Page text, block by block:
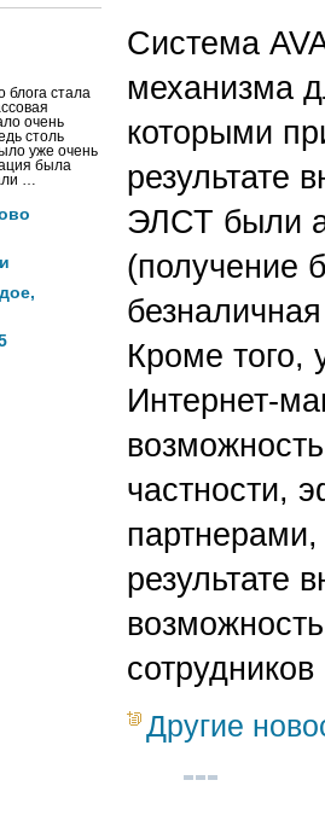
блога стала
очень
столь
уже очень
была
…
Система
механизма
которыми
результате
ЭЛСТ были
(получение
Кроме того,
Интернет-
частности,
результате
Другие